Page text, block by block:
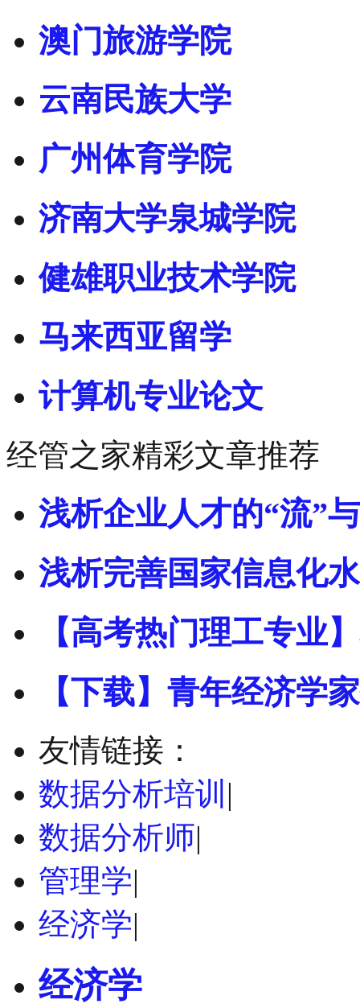
澳门旅游学院
云南民族大学
广州体育学院
济南大学泉城学院
健雄职业技术学院
马来西亚留学
计算机专业论文
经管之家精彩文章推荐
浅析企业人才的“流”
浅析完善国家信息化
【高考热门理工专业
【下载】青年经济学
友情链接：
数据分析培训 |
数据分析师|
管理学|
经济学|
经济学